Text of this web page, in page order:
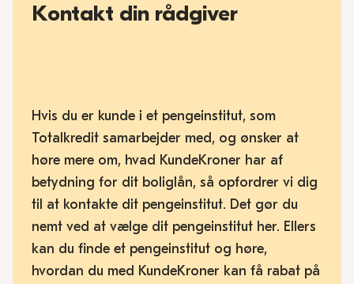
Kontakt din rådgiver
Hvis du er kunde i et pengeinstitut, som
Totalkredit samarbejder med, og ønsker at
høre mere om, hvad KundeKroner har af
betydning for dit boliglån, så opfordrer vi dig
til at kontakte dit pengeinstitut. Det gør du
nemt ved at vælge dit pengeinstitut her. Ellers
kan du finde et pengeinstitut og høre,
hvordan du med KundeKroner kan få rabat på